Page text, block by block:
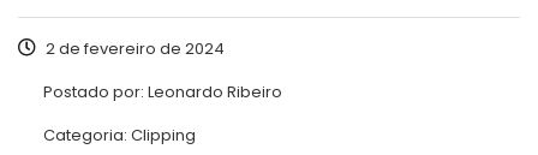
2 de fevereiro de 2024
Postado por: Leonardo Ribeiro
Categoria: Clipping